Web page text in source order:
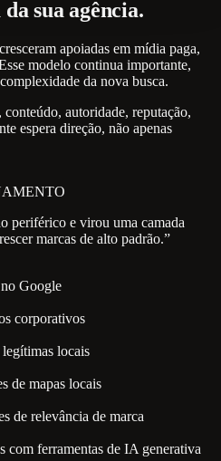
sua agência.
apoiadas em mídia paga,
modelo continua importante,
da nova busca.
autoridade, reputação,
espera direção, não apenas
periférico e virou uma camada
marcas de alto padrão.”
Google
corporativos
legítimas locais
de mapas locais
de relevância de marca
com ferramentas de IA generativa